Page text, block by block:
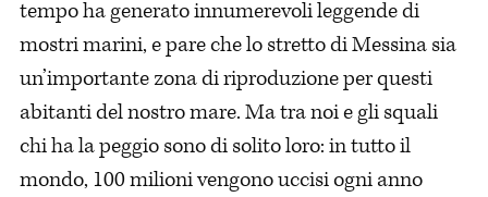
tempo ha generato innumerevoli leggende di
mostri marini, e pare che lo stretto di Messina sia
un’importante zona di riproduzione per questi
abitanti del nostro mare. Ma tra noi e gli squali
chi ha la peggio sono di solito loro: in tutto il
mondo, 100 milioni vengono uccisi ogni anno